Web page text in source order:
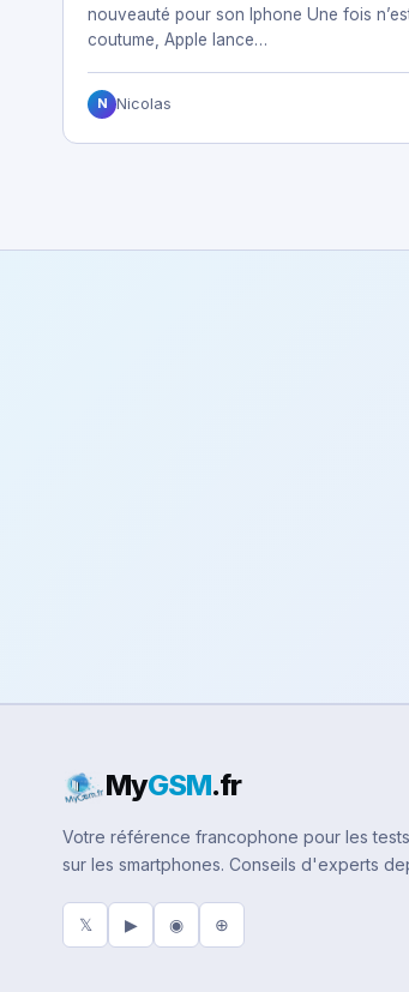
nouveauté pour son Iphone Une fois
coutume, Apple lance…
N Nicolas
MyGSM.fr
Votre référence francophone pour les
sur les smartphones. Conseils d'experts
𝕏 ▶ ◉ ⊕